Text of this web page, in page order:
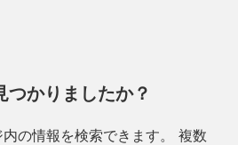
つかりましたか？
の情報を検索できます。 複数